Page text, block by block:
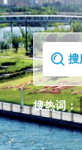
搜热词：